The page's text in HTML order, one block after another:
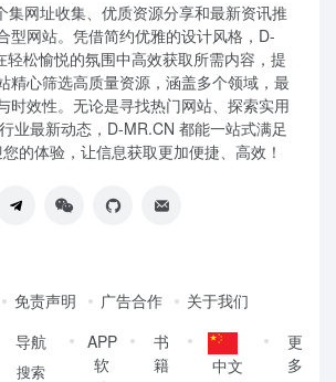
集网址收集、优质资源分享和最新资讯推
型网站。凭借简约优雅的设计风格，D-
轻松愉悦的氛围中高效获取所需内容，提
精心筛选高质量资源，涵盖多个领域，最
时效性。无论是寻找热门网站、探索实用
业最新动态，D-MR.CN 都能一站式满足
的体验，让信息获取更加便捷、高效！
免责声明 广告合作
关于我们
导航
搜索
APP
软
书
籍
中文
更
多